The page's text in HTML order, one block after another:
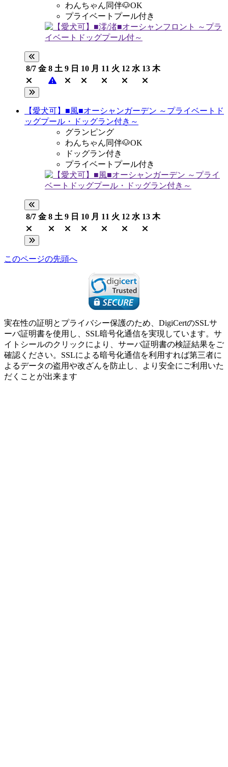
わんちゃん同伴🐶OK
プライベートプール付き
8/7 金 8 土 9 日 10 月 11 火 12 水 13 木
【愛犬可】■風■オーシャンガーデン ～プライベートド
ッグプール・ドッグラン付き～
グランピング
わんちゃん同伴🐶OK
ドッグラン付き
プライベートプール付き
8/7 金 8 土 9 日 10 月 11 火 12 水 13 木
このページの先頭へ
実在性の証明とプライバシー保護のため、DigiCertのSSLサ
ーバ証明書を使用し、SSL暗号化通信を実現しています。サ
イトシールのクリックにより、サーバ証明書の検証結果をご
確認ください。SSLによる暗号化通信を利用すれば第三者に
よるデータの盗用や改ざんを防止し、より安全にご利用いた
だくことが出来ます